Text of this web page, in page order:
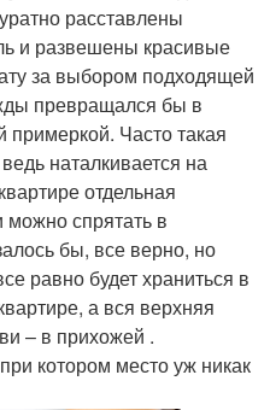
расставлены
и развешены красивые
за выбором подходящей
превращался бы в
примеркой. Часто такая
наталкивается на
отдельная
можно спрятать в
бы, все верно, но
равно будет храниться в
а вся верхняя
– в прихожей .
котором место уж никак